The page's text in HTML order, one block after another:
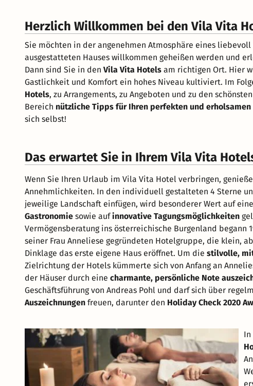
Herzlich Willkommen bei den Vila Vita
Sie möchten in der angenehmen Atmosphäre eines
ausgestatteten Hauses willkommen geheißen werden und
Dann sind Sie in den Vila Vita Hotels am richtigen Ort. Hier
Gastlichkeit und Komfort ein hohes Niveau kultiviert. Im
Hotels, zu Arrangements, zu Angeboten und zu den
Bereich nützliche Tipps für Ihren perfekten und erholsamen
sich selbst!
Das erwartet Sie in Ihrem Vila Vita
Wenn Sie Ihren Urlaub im Vila Vita Hotel verbringen,
Annehmlichkeiten. In den individuell gestalteten 4 Sterne
jeweilige Landschaft einfügen, wird besonderer Wert auf eine
Gastronomie sowie aufinnovative Tagungsmöglichkeiten
Vermögensberatung ins österreichische Burgenland begann
seiner Frau Anneliese gegründeten Hotelgruppe, die klein,
Dinklage das erste eigene Haus eröffnet. Um die stilvolle,
Zielrichtung der Hotels kümmerte sich von Anfang an
der Häuser durch eine charmante, persönliche Note
Geschäftsführung von Andreas Pohl und darf sich über
Auszeichnungen freuen, darunter den Holiday Check 2020